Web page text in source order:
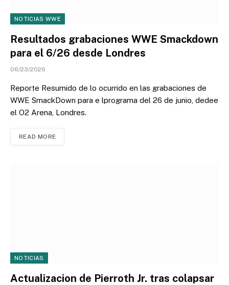
NOTICIAS WWE
Resultados grabaciones WWE Smackdown
para el 6/26 desde Londres
06/23/2026
Reporte Resumido de lo ocurrido en las grabaciones de
WWE SmackDown para e lprograma del 26 de junio, dedee
el O2 Arena, Londres.
READ MORE
NOTICIAS
Actualizacion de Pierroth Jr. tras colapsar